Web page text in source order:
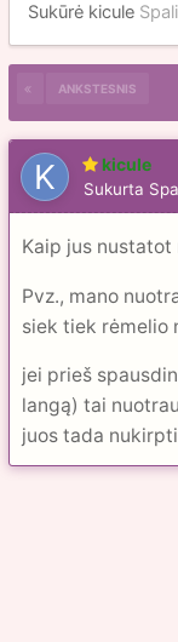
Sukūrė kicule
ANKSTESNIS
kicule
Sukurta
Kaip jus
Pvz., mano
siek tiek rėmelio
jei prieš
langą) tai
juos tada